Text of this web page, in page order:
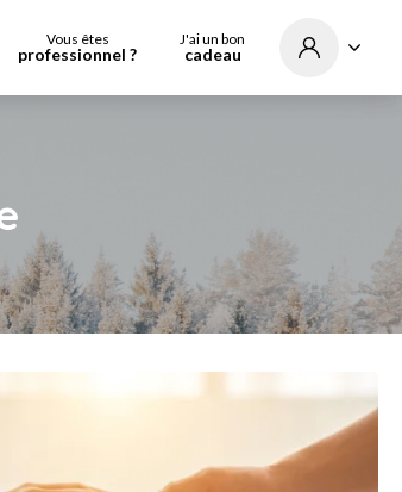
Vous êtes
professionnel ?
J'ai un bon
cadeau